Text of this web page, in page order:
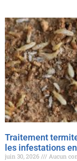
Traitement
les infestations
juin 30, 2026
Aucun